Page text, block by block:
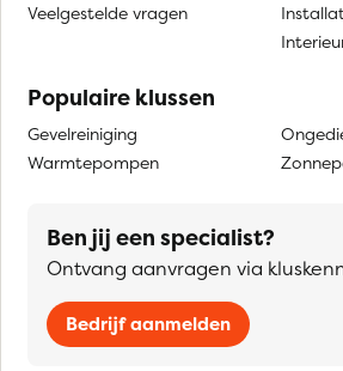
Veelgestelde vragen
Populaire klussen
Gevelreiniging
Warmtepompen
Ben jij een specialist?
Ontvang aanvragen via
Bedrijf aanmelden